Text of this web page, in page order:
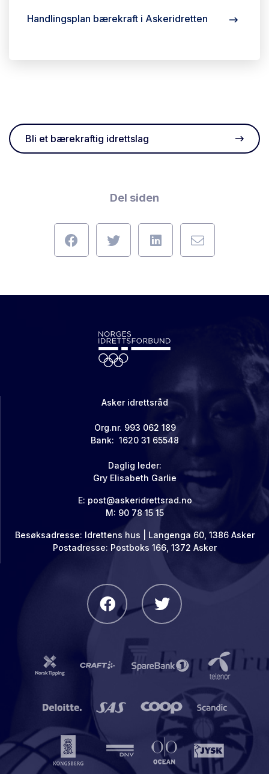
Handlingsplan bærekraft i Askeridretten
Bli et bærekraftig idrettslag
Del siden
Asker idrettsråd
Org.nr. 993 062 189
Bank: 1620 31 65548
Daglig leder:
Gry Elisabeth Garlie
E: post@askeridrettsrad.no
M: 90 78 15 15
Besøksadresse: Idrettens hus | Langenga 60, 1386 Asker
Postadresse: Postboks 166, 1372 Asker